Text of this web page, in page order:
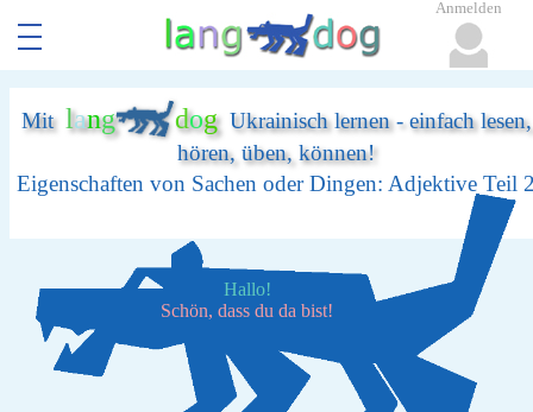
Mit lang dogUkrainisch lernen - einfach lesen,
hören, üben, können!
Eigenschaften von Sachen oder Dingen: Adjektive Teil
Hallo!
Schön, dass du da bist!
Anmelden